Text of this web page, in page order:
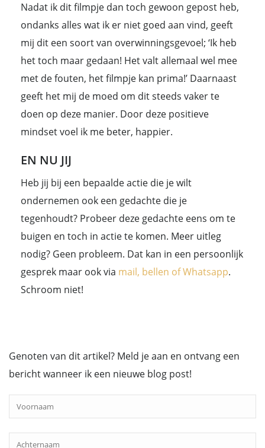
Nadat ik dit filmpje dan toch gewoon gepost heb,
ondanks alles wat ik er niet goed aan vind, geeft
mij dit een soort van overwinningsgevoel; ‘Ik heb
het toch maar gedaan! Het valt allemaal wel mee
met de fouten, het filmpje kan prima!’ Daarnaast
geeft het mij de moed om dit steeds vaker te
doen op deze manier. Door deze positieve
mindset voel ik me beter, happier.
EN NU JIJ
Heb jij bij een bepaalde actie die je wilt
ondernemen ook een gedachte die je
tegenhoudt? Probeer deze gedachte eens om te
buigen en toch in actie te komen. Meer uitleg
nodig? Geen probleem. Dat kan in een persoonlijk
gesprek maar ook via mail, bellen of Whatsapp.
Schroom niet!
Genoten van dit artikel? Meld je aan en ontvang een
bericht wanneer ik een nieuwe blog post!